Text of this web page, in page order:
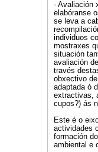
- Avaliación
elabóranse
se leva a
individuos
mostraxes
situación
avaliación
través
obxectivo
adaptada ó
extractivas,
cupos?) ás
Este é o
actividades
formación
ambiental e